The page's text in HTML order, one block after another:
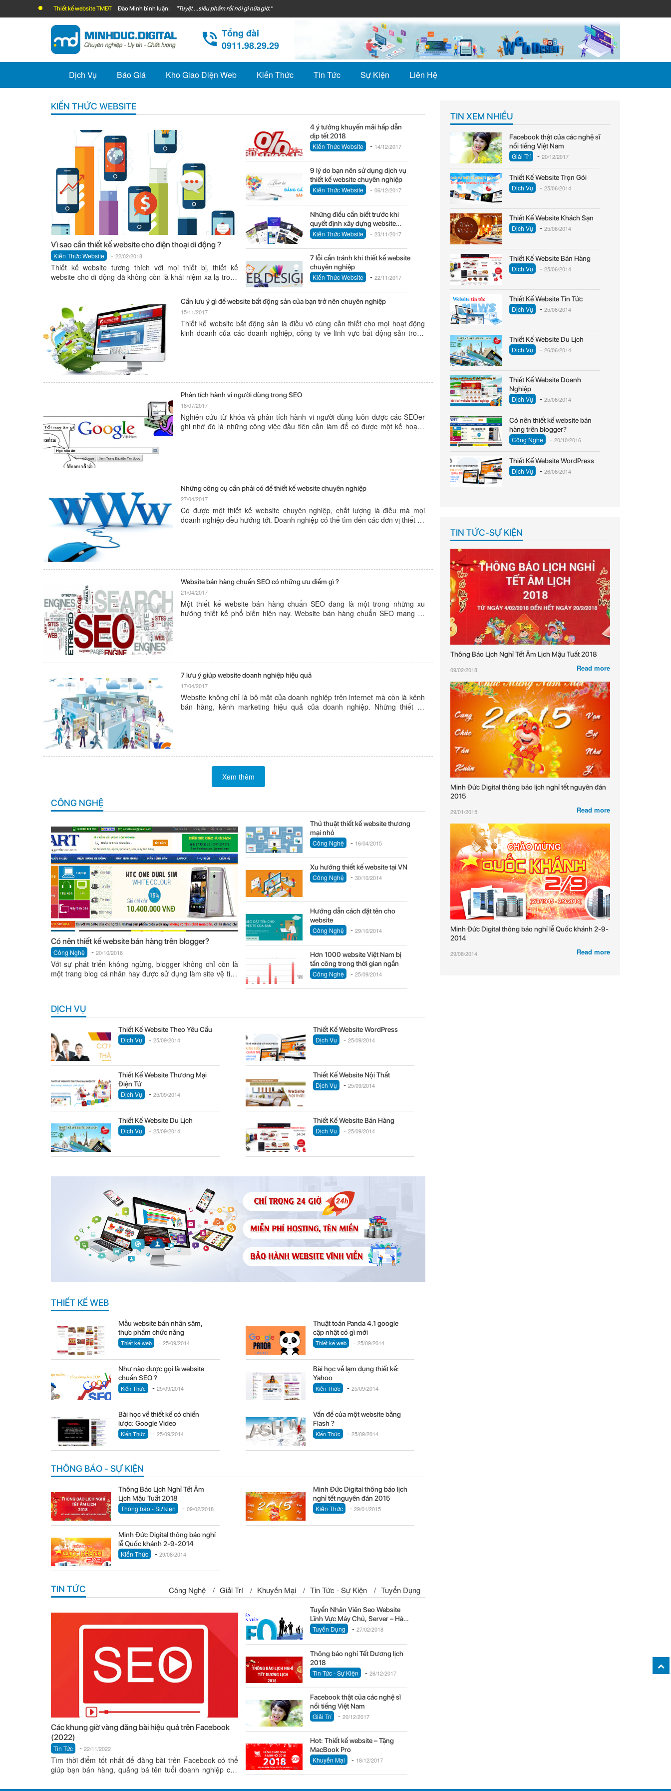
Thiết kế website TMĐT Đào Minh bình luận: "Tuyệt ...siêu phẩm rồi nói gì nữa giờ."
Tổng đài
0911.98.29.29
Dịch Vụ Báo Giá Kho Giao Diện Web Kiến Thức Tin Tức Sự Kiện Liên Hệ
KIẾN THỨC WEBSITE
Vì sao cần thiết kế website cho điện thoại di động ?
Kiến Thức Website - 22/02/2018
Thiết kế website tương thích với mọi thiết bị, thiết kế
website cho di động đã không còn là khái niệm xa lạ trong
4 ý tưởng khuyến mãi hấp dẫn
dịp tết 2018
Kiến Thức Website - 14/12/2017
9 lý do bạn nên sử dụng dịch vụ
thiết kế website chuyên nghiệp
Kiến Thức Website - 06/12/2017
Những điều cần biết trước khi
quyết định xây dựng website
wordpress
Kiến Thức Website - 23/11/2017
7 lỗi cần tránh khi thiết kế website
chuyên nghiệp
Kiến Thức Website - 22/11/2017
Cần lưu ý gì để website bất động sản của bạn trở nên chuyên nghiệp
15/11/2017
Thiết kế website bất động sản là điều vô cùng cần thiết cho mọi hoạt động
kinh doanh của các doanh nghiệp, công ty về lĩnh vực bất động sản trong
Phân tích hành vi người dùng trong SEO
18/07/2017
Nghiên cứu từ khóa và phân tích hành vi người dùng luôn được các SEOer
ghi nhớ đó là những công việc đầu tiên cần làm để có được một kế hoạch
Những công cụ cần phải có để thiết kế website chuyên nghiệp
27/04/2017
Có được một thiết kế website chuyên nghiệp, chất lượng là điều mà mọi
doanh nghiệp đều hướng tới. Doanh nghiệp có thể tìm đến các đơn vị thiết kế
Website bán hàng chuẩn SEO có những ưu điểm gì ?
21/04/2017
Một thiết kế website bán hàng chuẩn SEO đang là một trong những xu
hướng thiết kế phổ biến hiện nay. Website bán hàng chuẩn SEO mang lại
7 lưu ý giúp website doanh nghiệp hiệu quả
17/04/2017
Website không chỉ là bộ mặt của doanh nghiệp trên internet mà còn là kênh
bán hàng, kênh marketing hiệu quả của doanh nghiệp. Những thiết kế
Xem thêm
CÔNG NGHỆ
Có nên thiết kế website bán hàng trên blogger?
Công Nghệ - 20/10/2016
Với sự phát triển không ngừng, blogger không chỉ còn là
một trang blog cá nhân hay được sử dụng làm site vệ tinh
Thủ thuật thiết kế website thương
mại nhỏ
Công Nghệ - 16/04/2015
Xu hướng thiết kế website tại VN
Công Nghệ - 30/10/2014
Hướng dẫn cách đặt tên cho
website
Công Nghệ - 29/10/2014
Hơn 1000 website Việt Nam bị
tấn công trong thời gian ngắn
Công Nghệ - 25/09/2014
DỊCH VỤ
Thiết Kế Website Theo Yêu Cầu
Dịch Vụ - 25/09/2014
Thiết Kế Website WordPress
Dịch Vụ - 25/09/2014
Thiết Kế Website Thương Mại
Điện Tử
Dịch Vụ - 25/09/2014
Thiết Kế Website Nội Thất
Dịch Vụ - 25/09/2014
Thiết Kế Website Du Lịch
Dịch Vụ - 25/09/2014
Thiết Kế Website Bán Hàng
Dịch Vụ - 25/09/2014
THIẾT KẾ WEB
Mẫu website bán nhân sâm,
thực phẩm chức năng
Thiết kế web
- 25/09/2014
Thuật toán Panda 4.1 google
cập nhật có gì mới
Thiết kế web
- 25/09/2014
Như nào được gọi là website
chuẩn SEO ?
Kiến Thức
- 25/09/2014
Bài học về lạm dụng thiết kế:
Yahoo
Kiến Thức
- 25/09/2014
Bài học về thiết kế có chiến
lược: Google Video
Kiến Thức
- 25/09/2014
Vấn đề của một website bằng
Flash ?
Kiến Thức
- 25/09/2014
THÔNG BÁO - SỰ KIỆN
Thông Báo Lịch Nghỉ Tết Âm
Lịch Mậu Tuất 2018
Thông báo - Sự kiện - 09/02/2018
Minh Đức Digital thông báo lịch
nghỉ tết nguyên đán 2015
Kiến Thức - 29/01/2015
Minh Đức Digital thông báo nghỉ
lễ Quốc khánh 2-9-2014
Kiến Thức - 29/08/2014
TIN TỨC Công Nghệ / Giải Trí / Khuyến Mại / Tin Tức - Sự Kiện / Tuyển Dụng
Các khung giờ vàng đăng bài hiệu quả trên Facebook
(2022)
Tin Tức - 22/11/2022
Tìm thời điểm tốt nhất để đăng bài trên Facebook có thể
giúp bạn bán hàng, quảng bá tên tuổi doanh nghiệp của
Tuyển Nhân Viên Seo Website
Lĩnh Vực Máy Chủ, Server – Hà
Nội
Tuyển Dụng - 27/02/2018
Thông báo nghỉ Tết Dương lịch
2018
Tin Tức - Sự Kiện - 26/12/2017
Facebook thật của các nghệ sĩ
nổi tiếng Việt Nam
Giải Trí - 20/12/2017
Hot: Thiết kế website – Tặng
MacBook Pro
Khuyến Mại - 18/12/2017
TIN XEM NHIỀU
Facebook thật của các nghệ sĩ
nổi tiếng Việt Nam
Giải Trí - 20/12/2017
Thiết Kế Website Trọn Gói
Dịch Vụ - 25/06/2014
Thiết Kế Website Khách Sạn
Dịch Vụ - 25/06/2014
Thiết Kế Website Bán Hàng
Dịch Vụ - 25/06/2014
Thiết Kế Website Tin Tức
Dịch Vụ - 25/06/2014
Thiết Kế Website Du Lịch
Dịch Vụ - 26/06/2014
Thiết Kế Website Doanh
Nghiệp
Dịch Vụ - 25/06/2014
Có nên thiết kế website bán
hàng trên blogger?
Công Nghệ - 20/10/2016
Thiết Kế Website WordPress
Dịch Vụ - 26/06/2014
TIN TỨC-SỰ KIỆN
Thông Báo Lịch Nghỉ Tết Âm Lịch Mậu Tuất 2018
09/02/2018
Read more
Minh Đức Digital thông báo lịch nghỉ tết nguyên đán
2015
29/01/2015
Read more
Minh Đức Digital thông báo nghỉ lễ Quốc khánh 2-9-
2014
29/08/2014
Read more